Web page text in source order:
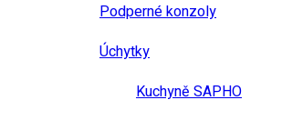
Podperné konzoly
Úchytky
Kuchyně SAPHO